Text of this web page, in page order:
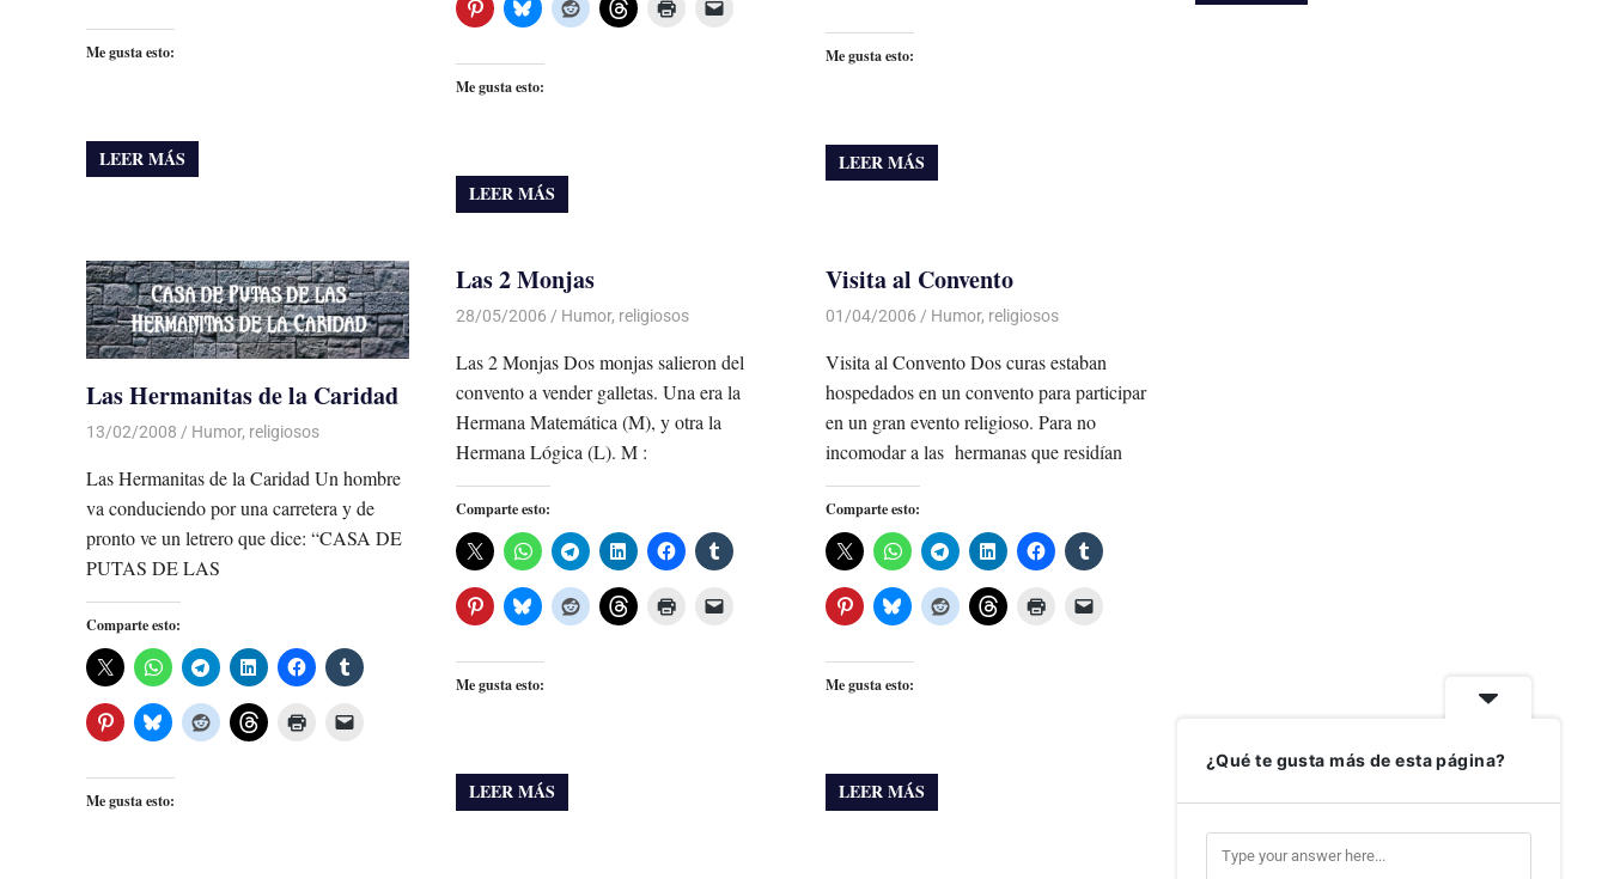
Me gusta esto:
LEER MÁS
Me gusta esto:
LEER MÁS
Me gusta esto:
LEER MÁS
Las Hermanitas de la Caridad
13/02/2008 Luis Castellanos
Humor, religiosos
Las Hermanitas de la Caridad Un hombre
va conduciendo por una carretera y de
pronto ve un letrero que dice: “CASA DE
PUTAS DE LAS
Comparte esto:
Me gusta esto:
Las 2 Monjas
28/05/2006 Luis Castellanos
Humor, religiosos
Las 2 Monjas Dos monjas salieron del
convento a vender galletas. Una era la
Hermana Matemática (M), y otra la
Hermana Lógica (L). M :
Comparte esto:
Me gusta esto:
LEER MÁS
Visita al Convento
01/04/2006 Luis Castellanos
Humor, religiosos
Visita al Convento Dos curas estaban
hospedados en un convento para participar
en un gran evento religioso. Para no
incomodar a las hermanas que residían
Comparte esto:
Me gusta esto:
LEER MÁS
¿Qué te gusta más de esta página?